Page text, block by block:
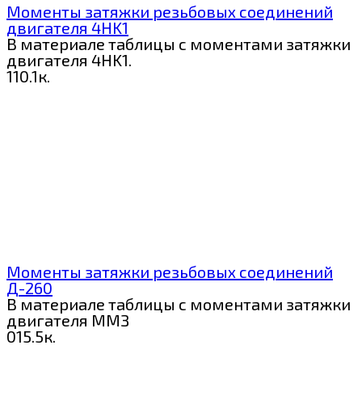
Моменты затяжки резьбовых соединений
двигателя 4HK1
В материале таблицы с моментами затяжки
двигателя 4HK1.
110.1к.
Моменты затяжки резьбовых соединений
Д-260
В материале таблицы с моментами затяжки
двигателя ММЗ
015.5к.